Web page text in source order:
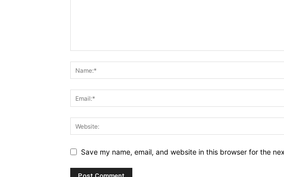
Save my name, email, and website in this browser for the